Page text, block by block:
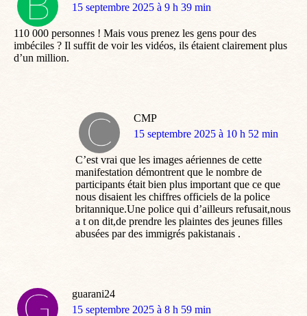
dit
15 septembre 2025 à 9 h 39 min
110 000 personnes ! Mais vous prenez les gens pour des
imbéciles ? Il suffit de voir les vidéos, ils étaient clairement plus
d’un million.
CMP
dit
15 septembre 2025 à 10 h 52 min
C’est vrai que les images aériennes de cette
manifestation démontrent que le nombre de
participants était bien plus important que ce que
nous disaient les chiffres officiels de la police
britannique.Une police qui d’ailleurs refusait,nous
a t on dit,de prendre les plaintes des jeunes filles
abusées par des immigrés pakistanais .
guarani24
dit
15 septembre 2025 à 8 h 59 min